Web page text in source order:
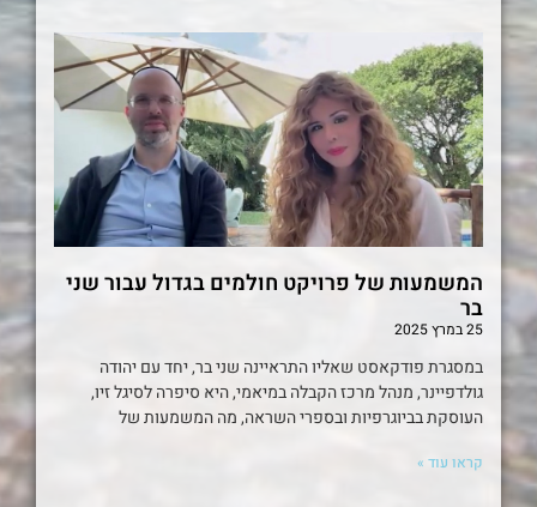
המשמעות של פרויקט חולמים בגדול עבור שני
בר
25 במרץ 2025
במסגרת פודקאסט שאליו התראיינה שני בר, יחד עם יהודה
גולדפיינר, מנהל מרכז הקבלה במיאמי, היא סיפרה לסיגל זיו,
העוסקת בביוגרפיות ובספרי השראה, מה המשמעות של
קראו עוד »